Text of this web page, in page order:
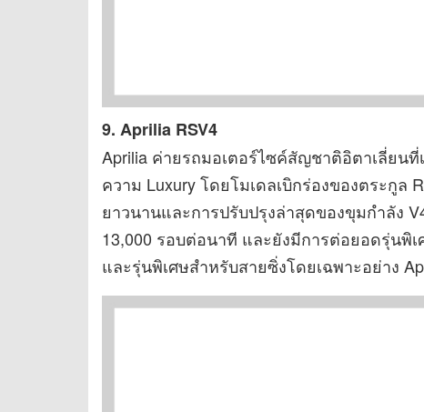
9. Aprilia RSV4
Aprilia ค่ายรถมอเตอร์ไซค์สัญชาติอิตาเลี่ยน
ความ Luxury โดยโมเดลเบิกร่องของตระกูล
ยาวนานและการปรับปรุงล่าสุดของขุมกำลัง
13,000 รอบต่อนาที และยังมีการต่อยอดรุ่นพิเ
และรุ่นพิเศษสำหรับสายซิ่งโดยเฉพาะอย่าง